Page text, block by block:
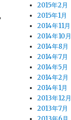
2015年2月
2015年1月
2014年11月
2014年10月
2014年8月
2014年7月
2014年5月
2014年2月
2014年1月
2013年12月
2013年7月